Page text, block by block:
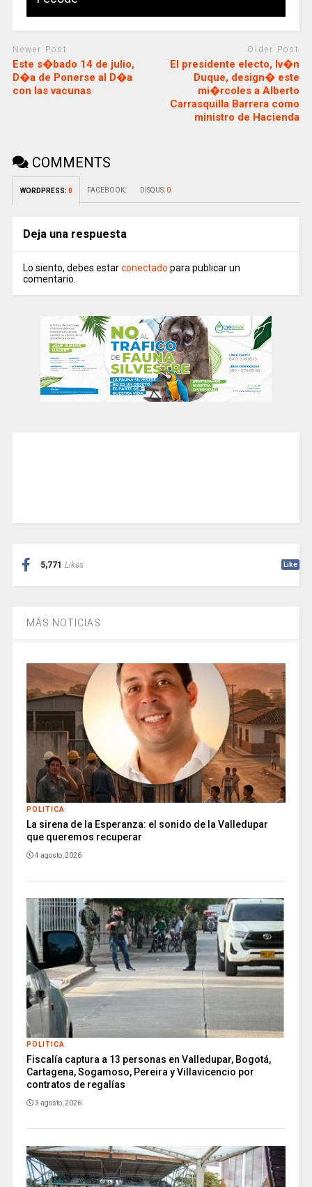
Newer Post
Este s�bado 14 de julio,
D�a de Ponerse al D�a
con las vacunas
Older Post
El presidente electo, Iv�n
Duque, design� este
mi�rcoles a Alberto
Carrasquilla Barrera como
ministro de Hacienda
COMMENTS
WORDPRESS: 0 FACEBOOK: DISQUS: 0
Deja una respuesta
Lo siento, debes estarconectado para publicar un
comentario.
5,771 Likes Like
MÁS NOTICIAS
POLITICA
La sirena de la Esperanza: el sonido de la Valledupar
que queremos recuperar
4 agosto, 2026
POLITICA
Fiscalía captura a 13 personas en Valledupar, Bogotá,
Cartagena, Sogamoso, Pereira y Villavicencio por
contratos de regalías
3 agosto, 2026